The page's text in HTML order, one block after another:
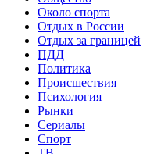
Около спорта
Отдых в России
Отдых за границей
ПДД
Политика
Происшествия
Психология
Рынки
Сериалы
Спорт